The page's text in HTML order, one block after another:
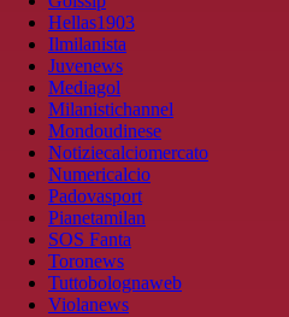
Hellas1903
Ilmilanista
Juvenews
Mediagol
Milanistichannel
Mondoudinese
Notiziecalciomercato
Numericalcio
Padovasport
Pianetamilan
SOS Fanta
Toronews
Tuttobolognaweb
Violanews